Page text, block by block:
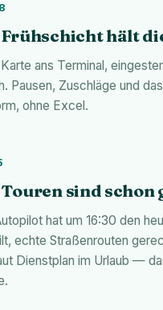
hält
ans Terminal,
Pausen, Zuschläge und
ohne Excel.
sind schon
hat um 16:30 den
echte Straßenrouten
Dienstplan im Urlaub —